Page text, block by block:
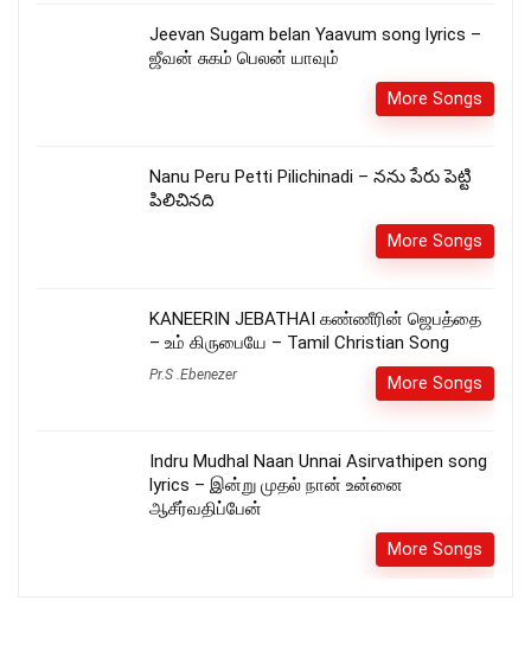
Jeevan Sugam belan Yaavum song lyrics –
ஜீவன் சுகம் பெலன் யாவும்
More Songs
Nanu Peru Petti Pilichinadi – నను పేరు పెట్టి
పిలిచినది
More Songs
KANEERIN JEBATHAI கண்ணீரின் ஜெபத்தை
– உம் கிருபையே – Tamil Christian Song
Pr.S .Ebenezer More Songs
Indru Mudhal Naan Unnai Asirvathipen song
lyrics – இன்று முதல் நான் உன்னை
ஆசீர்வதிப்பேன்
More Songs